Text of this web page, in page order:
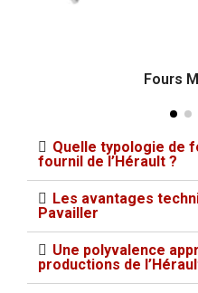
Fours
Quelle typologie de
fournil de l’Hérault ?
Les avantages
Pavailler
Une polyvalence
productions de